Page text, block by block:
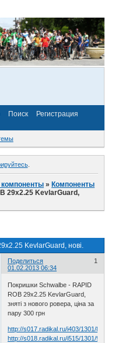
Поиск
Регистрация
.
»Компоненты
29x2.25 KevlarGuard,
KevlarGuard, нові.
Поделиться
1
01.02.2013 06:34
Покришки Schwalbe - RAPID
ROB 29x2.25 KevlarGuard,
зняті з нового ровера, ціна за
пару 300 грн
http://s017.radikal.ru/i403/1301/88/
http://s018.radikal.ru/i515/1301/9c/